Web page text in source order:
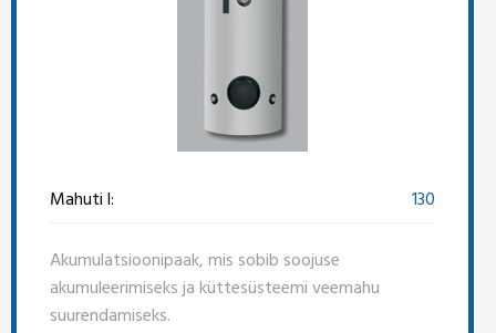
Mahuti l: 130
Akumulatsioonipaak, mis sobib soojuse
akumuleerimiseks ja küttesüsteemi veemahu
suurendamiseks.